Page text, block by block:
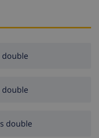
est équipée avec
congelateur, lave-
double
double
double